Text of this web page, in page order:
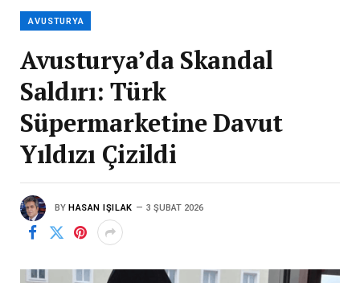
AVUSTURYA
Avusturya’da Skandal
Saldırı: Türk
Süpermarketine Davut
Yıldızı Çizildi
BY HASAN IŞILAK 3 ŞUBAT 2026